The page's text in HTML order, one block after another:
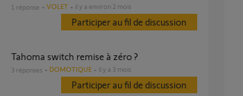
1 réponse VOLET il y a environ 2 mois
Participer au fil de discussion
Tahoma switch remise à zéro ?
3 réponses DOMOTIQUE il y a 3 mois
Participer au fil de discussion